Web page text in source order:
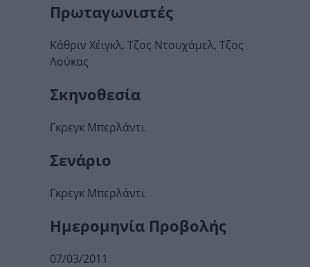
Πρωταγωνιστές
Κάθριν Χέιγκλ, Τζος Ντουχάμελ, Τζος
Λούκας
Σκηνοθεσία
Γκρεγκ Μπερλάντι
Σενάριο
Γκρεγκ Μπερλάντι
Ημερομηνία Προβολής
07/03/2011